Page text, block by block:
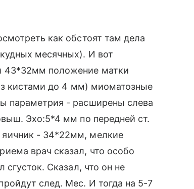
как обстоят там дела
месячных). И вот
43*32мм положение матки
кистами до 4 мм) миоматозные
параметрия - расширены слева
Эхо:5*4 мм по передней ст.
- 34*22мм, мелкие
врач сказал, что особо
сгусток. Сказал, что он не
след. Мес. И тогда на 5-7